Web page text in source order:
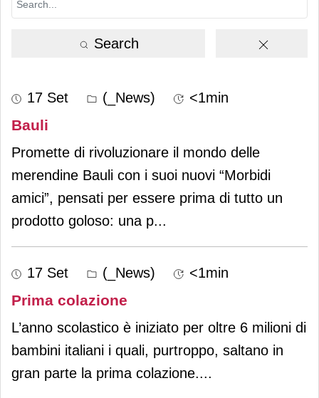
Search
17 Set (_News) <1min
Bauli
Promette di rivoluzionare il mondo delle
merendine Bauli con i suoi nuovi “Morbidi
amici”, pensati per essere prima di tutto un
prodotto goloso: una p...
17 Set (_News) <1min
Prima colazione
L’anno scolastico è iniziato per oltre 6 milioni di
bambini italiani i quali, purtroppo, saltano in
gran parte la prima colazione....